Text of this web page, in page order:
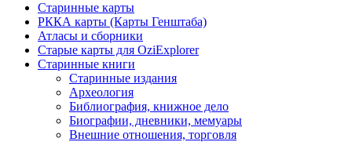
Старинные карты
РККА карты (Карты Генштаба)
Атласы и сборники
Старые карты для OziExplorer
Старинные книги
Старинные издания
Археология
Библиография, книжное дело
Биографии, дневники, мемуары
Внешние отношения, торговля